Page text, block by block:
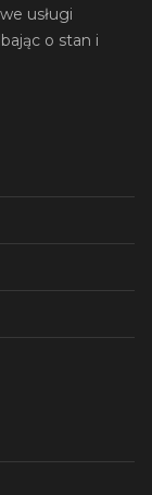
usługi
o stan i